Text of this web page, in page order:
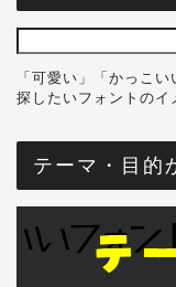
「可愛い」「かっこ
探したいフォントのイ
テーマ・目的